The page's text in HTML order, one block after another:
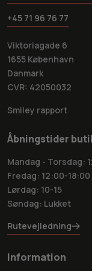
+45 71 96 76 77
Viktoriagade 6
1655 København
Danmark
CVR: 42050032
Smiley rapport
Åbningstider
Mandag - Torsdag:
Fredag: 12:00-18:00
Lørdag: 10-15
Søndag: Lukket
Rutevejledning
Information